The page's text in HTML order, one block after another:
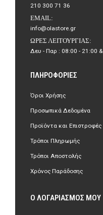
210 300 71 36
EMAIL:
info@olastore.gr
ΏΡΕΣ ΛΕΙΤΟΥΡΓΊΑΣ:
Δευ - Παρ : 08:00 - 21:00
ΠΛΗΡΟΦΟΡΊΕΣ
Όροι Χρήσης
Προσωπικά Δεδομένα
Προϊόντα και Επιστροφές
Τρόποι Πληρωμής
Τρόποι Αποστολής
Χρόνος Παράδοσης
Ο ΛΟΓΑΡΙΑΣΜΌΣ ΜΟΥ